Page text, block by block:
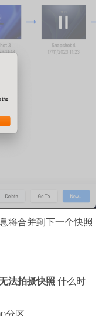
将合并到下一个快照
法拍摄快照 什么时
区。